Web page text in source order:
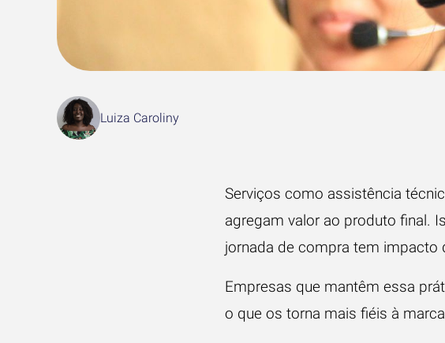
Luiza Caroliny
Serviços como assistência
agregam valor ao produto final.
jornada de compra tem impacto
Empresas que mantêm essa
o que os torna mais fiéis à